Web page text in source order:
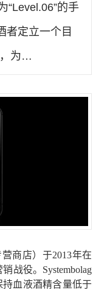
“Level.06”的手
者定立一个目
为…
营商店）于2013年在
战役。Systembolag
持血液酒精含量低于